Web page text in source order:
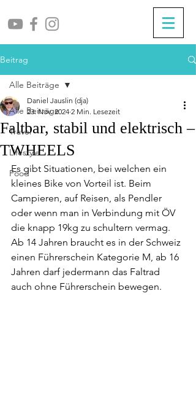
Beitrag
Alle Beiträge
Travel
Lifestyle
Food
Alle Beiträge
Faltbar, stabil und elektrisch –
TWHEELS
Daniel Jauslin (dja)
23. Nov. 2024 2 Min. Lesezeit
Es gibt Situationen, bei welchen ein
kleines Bike von Vorteil ist. Beim
Campieren, auf Reisen, als Pendler
oder wenn man in Verbindung mit ÖV
die knapp 19kg zu schultern vermag.
Ab 14 Jahren braucht es in der Schweiz
einen Führerschein Kategorie M, ab 16
Jahren darf jedermann das Faltrad
auch ohne Führerschein bewegen.